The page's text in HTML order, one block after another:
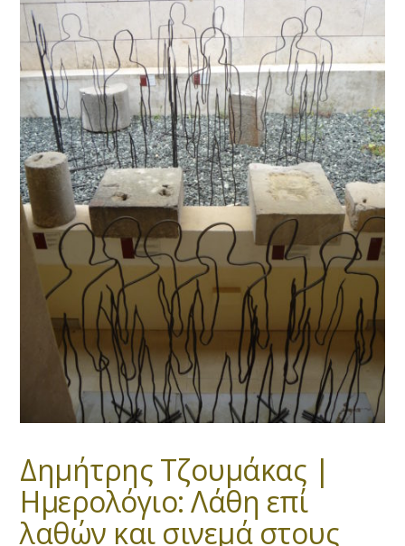
Δημήτρης Τζουμάκας |
Ημερολόγιο: Λάθη επί
λαθών και σινεμά στους